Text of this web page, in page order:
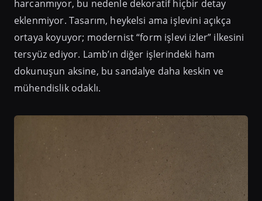
harcanmıyor, bu nedenle dekoratif hiçbir detay
eklenmiyor. Tasarım, heykelsi ama işlevini açıkça
ortaya koyuyor; modernist “form işlevi izler” ilkesini
tersyüz ediyor. Lamb’ın diğer işlerindeki ham
dokunuşun aksine, bu sandalye daha keskin ve
mühendislik odaklı.